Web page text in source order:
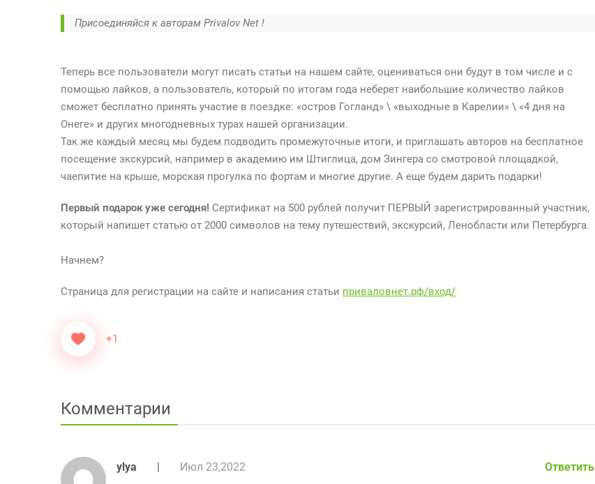
лайки
Присоединяйся к авторам Privalov Net !
Теперь все пользователи могут писать статьи на нашем сайте, оцениваться они будут в том числе и с
помощью лайков, а пользователь, который по итогам года неберет наибольшие количество лайков
сможет бесплатно принять участие в поездке: «остров Гогланд» \ «выходные в Карелии» \ «4 дня на
Онеге» и других многодневных турах нашей организации.
Так же каждый месяц мы будем подводить промежуточные итоги, и приглашать авторов на бесплатное
посещение экскурсий, например в академию им Штиглица, дом Зингера со смотровой площадкой,
чаепитие на крыше, морская прогулка по фортам и многие другие. А еще будем дарить подарки!
Первый подарок уже сегодня! Сертификат на 500 рублей получит ПЕРВЫЙ зарегистрированный участник,
который напишет статью от 2000 символов на тему путешествий, экскурсий, Ленобласти или Петербурга.
Начнем?
Страница для регистрации на сайте и написания статьи приваловнет.рф/вход/
+1
Комментарии
ylya | Июл 23,2022 Ответить